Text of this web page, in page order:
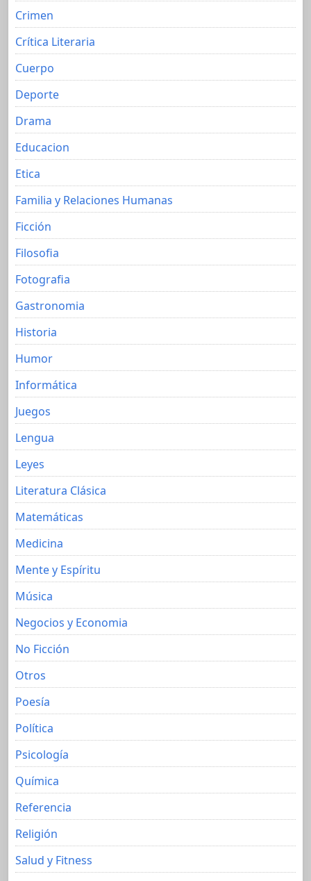
Crimen
Crítica Literaria
Cuerpo
Deporte
Drama
Educacion
Etica
Familia y Relaciones Humanas
Ficción
Filosofia
Fotografia
Gastronomia
Historia
Humor
Informática
Juegos
Lengua
Leyes
Literatura Clásica
Matemáticas
Medicina
Mente y Espíritu
Música
Negocios y Economia
No Ficción
Otros
Poesía
Política
Psicología
Química
Referencia
Religión
Salud y Fitness